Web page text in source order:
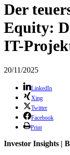
Der
Equity:
IT-
20/11/2025
LinkedIn
Xing
Twitter
Facebook
Print
Investor Insights |